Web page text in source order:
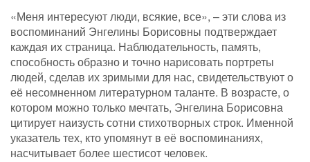
«Меня интересуют люди, всякие, все», – эти слова из
воспоминаний Энгелины Борисовны подтверждает
каждая их страница. Наблюдательность, память,
способность образно и точно нарисовать портреты
людей, сделав их зримыми для нас, свидетельствуют о
её несомненном литературном таланте. В возрасте, о
котором можно только мечтать, Энгелина Борисовна
цитирует наизусть сотни стихотворных строк. Именной
указатель тех, кто упомянут в её воспоминаниях,
насчитывает более шестисот человек.